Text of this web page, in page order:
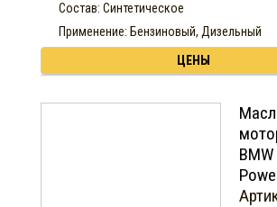
Состав: Синтетическое
Применение: Бензиновый, Дизельный
ЦЕНЫ